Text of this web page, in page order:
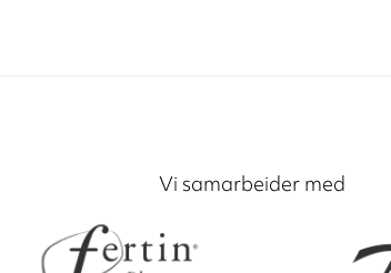
Vi samarbeider med